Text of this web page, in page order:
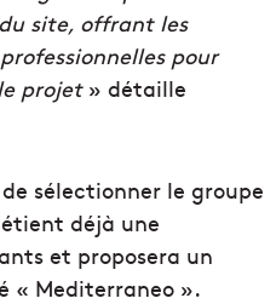
site, offrant les
pour
projet» détaille
sélectionner le groupe
déjà une
et proposera un
« Mediterraneo ».